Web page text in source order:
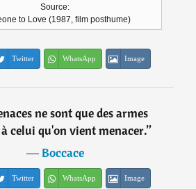
Source:
to Love (1987, film posthume)
Twitter WhatsApp Image
ne sont que des armes
celui qu'on vient menacer.”
―Boccace
Twitter WhatsApp Image